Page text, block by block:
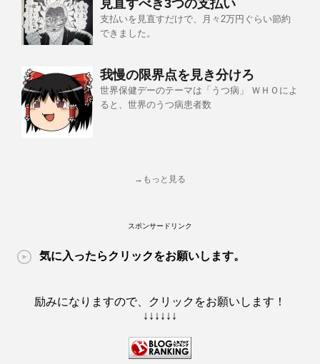
見直すべき3つの支払い
支払いを見直すだけで、月々2万円ぐらい節約
できました。
我慢の限界点を見き分けろ
世界保健デーのテーマは「うつ病」 ＷＨＯによ
ると、世界のうつ病患者数
→もっと見る
スポンサードリンク
気に入ったらクリックをお願いします。
励みになりますので、クリックをお願いします！
↓↓↓↓↓↓